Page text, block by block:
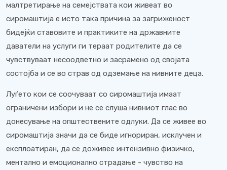
малтретирање на семејствата кои живеат во
сиромаштија е исто така причина за загриженост
бидејќи ставовите и практиките на државните
даватели на услуги ги тераат родителите да се
чувствуваат несоодветно и засрамено од својата
состојба и се во страв од одземање на нивните деца.
Луѓето кои се соочуваат со сиромаштија имаат
ограничени избори и не се слуша нивниот глас во
донесување на општествените одлуки. Да се ​​живее во
сиромаштија значи да се биде игнориран, исклучен и
експлоатиран, да се доживее интензивно физичко,
ментално и емоционално страдање - чувство на